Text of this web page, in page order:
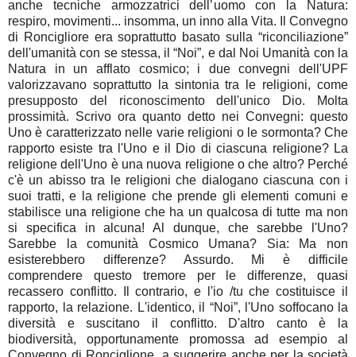
anche tecniche armozzatrici dell’uomo con la Natura:
respiro, movimenti... insomma, un inno alla Vita. Il Convegno
di Roncigliore era soprattutto basato sulla “riconciliazione”
dell'umanità con se stessa, il “Noi”, e dal Noi Umanità con la
Natura in un afflato cosmico; i due convegni dell'UPF
valorizzavano soprattutto la sintonia tra le religioni, come
presupposto del riconoscimento dell'unico Dio. Molta
prossimità. Scrivo ora quanto detto nei Convegni: questo
Uno è caratterizzato nelle varie religioni o le sormonta? Che
rapporto esiste tra l'Uno e il Dio di ciascuna religione? La
religione dell'Uno è una nuova religione o che altro? Perché
c'è un abisso tra le religioni che dialogano ciascuna con i
suoi tratti, e la religione che prende gli elementi comuni e
stabilisce una religione che ha un qualcosa di tutte ma non
si specifica in alcuna! Al dunque, che sarebbe l'Uno?
Sarebbe la comunità Cosmico Umana? Sia: Ma non
esisterebbero differenze? Assurdo. Mi è difficile
comprendere questo tremore per le differenze, quasi
recassero conflitto. Il contrario, e l'io /tu che costituisce il
rapporto, la relazione. L'identico, il “Noi”, l'Uno soffocano la
diversità e suscitano il conflitto. D'altro canto è la
biodiversità, opportunamente promossa ad esempio al